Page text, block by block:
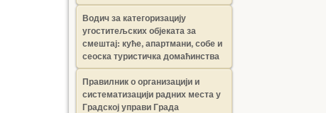
Водич за категоризацију
угоститељских објеката за
смештај: куће, апартмани, собе и
сеоска туристичка домаћинства
Правилник о организацији и
систематизацији радних места у
Градској управи Града